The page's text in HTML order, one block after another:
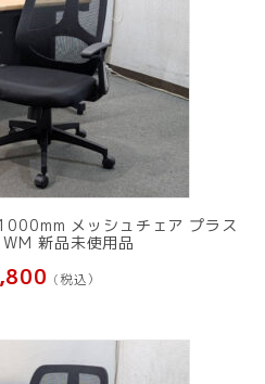
メッシュチェア プラス
新品未使用品
(税込）